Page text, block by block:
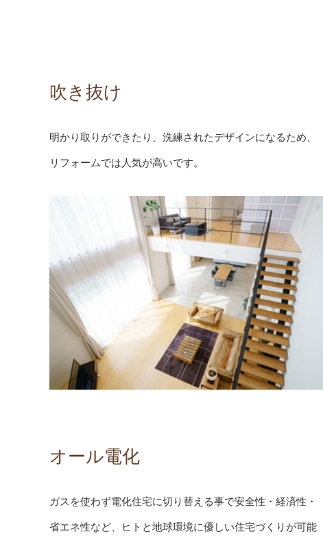
吹き抜け
明かり取りができたり、洗練されたデザインになるため、
リフォームでは人気が高いです。
オール電化
ガスを使わず電化住宅に切り替える事で安全性・経済性・
省エネ性など、ヒトと地球環境に優しい住宅づくりが可能